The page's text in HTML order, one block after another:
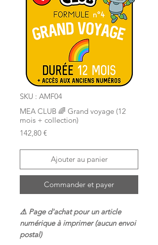
SKU : AMF04
MEA CLUB 🌈 Grand voyage (12
mois + collection)
142,80 €Prix
Ajouter au panier
Commander et payer
⚠️ Page d'achat pour un article
numérique à imprimer (aucun envoi
postal)